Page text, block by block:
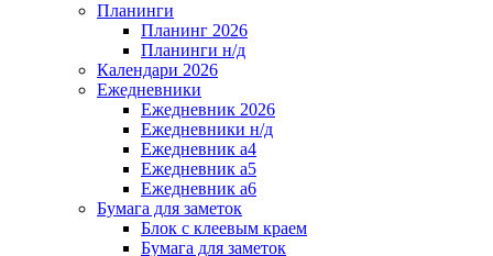
Планинги
Планинг 2026
Планинги н/д
Календари 2026
Ежедневники
Ежедневник 2026
Ежедневники н/д
Ежедневник а4
Ежедневник а5
Ежедневник а6
Бумага для заметок
Блок с клеевым краем
Бумага для заметок